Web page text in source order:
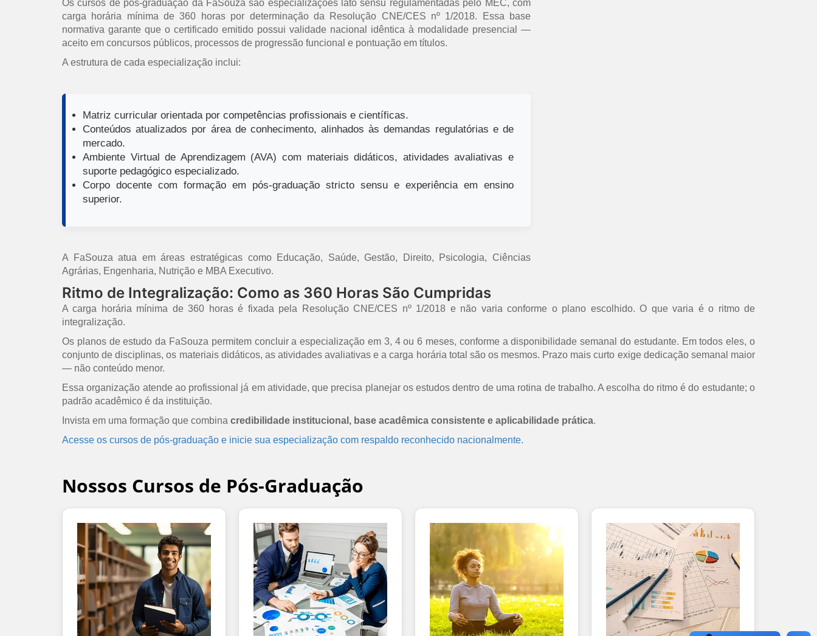
Os cursos de pós-graduação da FaSouza são especializações lato sensu regulamentadas pelo MEC, com
carga horária mínima de 360 horas por determinação da Resolução CNE/CES nº 1/2018. Essa base
normativa garante que o certificado emitido possui validade nacional idêntica à modalidade presencial —
aceito em concursos públicos, processos de progressão funcional e pontuação em títulos.
A estrutura de cada especialização inclui:
Matriz curricular orientada por competências profissionais e científicas.
Conteúdos atualizados por área de conhecimento, alinhados às demandas regulatórias e de
mercado.
Ambiente Virtual de Aprendizagem (AVA) com materiais didáticos, atividades avaliativas e
suporte pedagógico especializado.
Corpo docente com formação em pós-graduação stricto sensu e experiência em ensino
superior.
A FaSouza atua em áreas estratégicas como Educação, Saúde, Gestão, Direito, Psicologia, Ciências
Agrárias, Engenharia, Nutrição e MBA Executivo.
Ritmo de Integralização: Como as 360 Horas São Cumpridas
A carga horária mínima de 360 horas é fixada pela Resolução CNE/CES nº 1/2018 e não varia conforme o plano escolhido. O que varia é o ritmo de
integralização.
Os planos de estudo da FaSouza permitem concluir a especialização em 3, 4 ou 6 meses, conforme a disponibilidade semanal do estudante. Em todos eles, o
conjunto de disciplinas, os materiais didáticos, as atividades avaliativas e a carga horária total são os mesmos. Prazo mais curto exige dedicação semanal maior
— não conteúdo menor.
Essa organização atende ao profissional já em atividade, que precisa planejar os estudos dentro de uma rotina de trabalho. A escolha do ritmo é do estudante; o
padrão acadêmico é da instituição.
Invista em uma formação que combina credibilidade institucional, base acadêmica consistente e aplicabilidade prática.
Acesse os cursos de pós-graduação e inicie sua especialização com respaldo reconhecido nacionalmente.
Nossos Cursos de Pós-Graduação